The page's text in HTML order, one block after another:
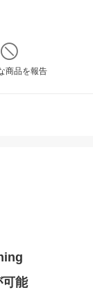
商品を報告
能